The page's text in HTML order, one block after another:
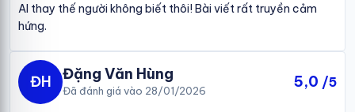
AI thay thế người không biết thôi! Bài viết rất truyền cảm
hứng.
ĐH Đặng Văn Hùng
Đã đánh giá vào 28/01/2026 5,0 /5